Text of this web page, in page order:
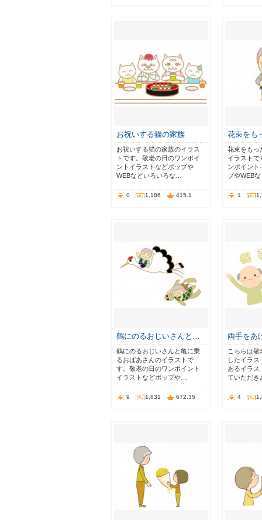
お祝いする猫の家族
お祝いする猫の家族のイラス
トです。敬老の日のワンポイ
ントイラストなどポップや
WEBなどいろいろな…
0 1,186 415.1
花束をも
花束をもっ
イラストで
ンポイント
プやWEB
1
鶴にのるおじいさんと…
鶴にのるおじいさんと亀に乗
るおばあさんのイラストで
す。敬老の日のワンポイント
イラストなどポップや…
9 1,831 672.35
両手をあ
こちらは敬
したイラス
あるイラス
ていただ
4